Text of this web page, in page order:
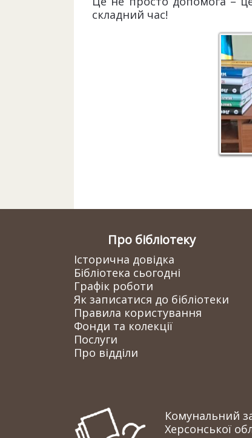
складний час!
Про бібліотеку
Історична довідка
Бібліотека сьогодні
Графік роботи
Як записатися до бібліотеки
Правила користування
Фонди та колекції
Послуги
Про відділи
Комунальний
Херсонської